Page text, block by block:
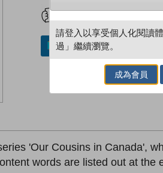
加入／閱讀電子書
'Our Cousins in Canada',
words are listed out at the
請登入以享受個人化閱讀
過」繼續瀏覽。
成為會員